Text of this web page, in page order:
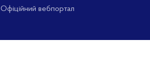
Офіційний вебпортал